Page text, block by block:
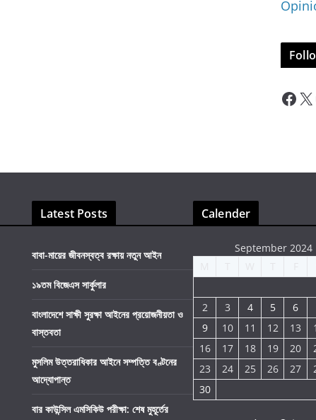
Facebook X
Latest Posts
বাবা-মায়ের জীবনস্বত্ব রক্ষায় নতুন আইন
১৯তম বিজেএস সার্কুলার
বাংলাদেশে সাক্ষী সুরক্ষা আইনের প্রয়োজনীয়তা ও
বাস্তবতা
মুসলিম উত্তরাধিকার আইনে সম্পত্তি বণ্টনের
আদ্যোপান্ত
বার কাউন্সিল এমসিকিউ পরীক্ষা: শেষ মুহূর্তের
Calender
September 2024
2
3 4 5 6
9
10 11 12 13
16
17 18 19 20
23
24 25 26 27
30